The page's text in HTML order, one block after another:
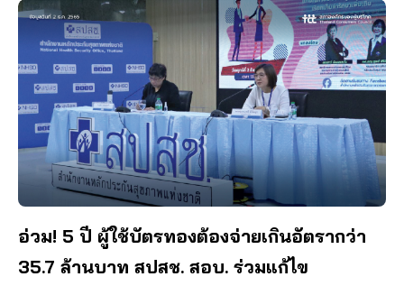
อ่วม! 5 ปี ผู้ใช้บัตรทองต้องจ่ายเกินอัตรากว่า
35.7 ล้านบาท สปสช. สอบ. ร่วมแก้ไข